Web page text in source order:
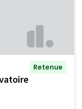
Retenue